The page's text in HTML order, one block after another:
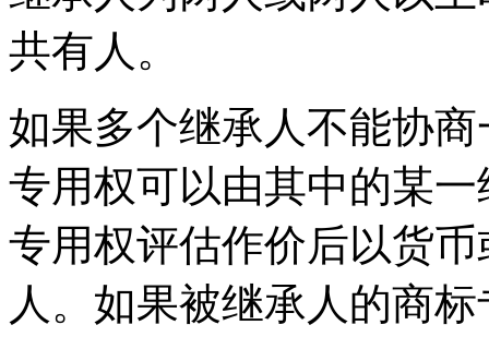
共有人。
如果多个继承人不能协
专用权可以由其中的某
专用权评估作价后以货
人。如果被继承人的商